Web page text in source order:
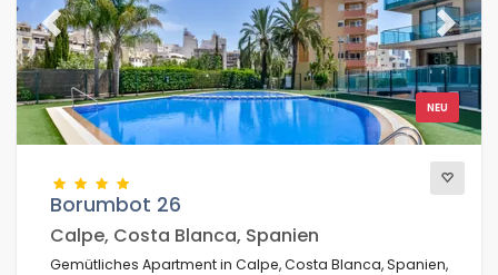
Dienste
Blicke
Weitere Kategorien
NEU
Previous Next
Borumbot 26
Calpe, Costa Blanca, Spanien
Gemütliches Apartment in Calpe, Costa Blanca, Spanien,